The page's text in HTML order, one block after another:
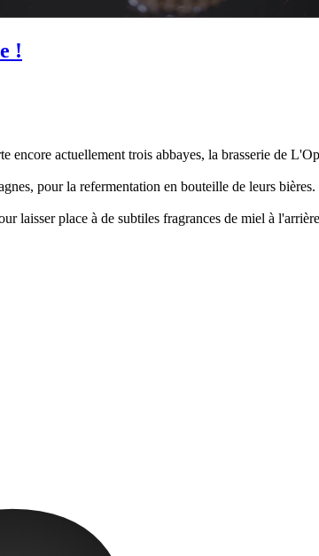
!
actuellement trois abbayes, la brasserie de
pour la refermentation en bouteille de leurs bières.
laisser place à de subtiles fragrances de miel à